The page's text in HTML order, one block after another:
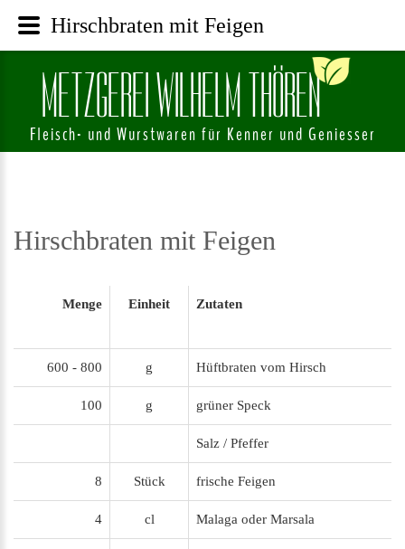
METZGEREW HE MTHÖREN
Fleisch- und Wurstwaren für Kenner und Geniesser
Hirschbraten mit Feigen
Menge Einheit Zutaten
600 - 800 g Hüftbraten vom Hirsch
100 g grüner Speck
Salz / Pfeffer
8 Stück frische Feigen
4 cl Malaga oder Marsala
Hirschbraten mit Feigen